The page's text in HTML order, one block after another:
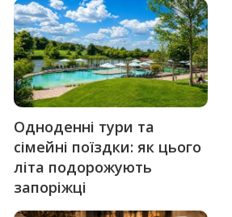
Одноденні тури та
сімейні поїздки: як цього
літа подорожують
запоріжці